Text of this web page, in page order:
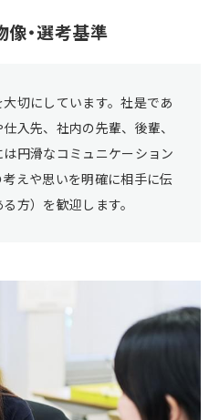
像・選考基準
切にしています。社是であ
入先、社内の先輩、後輩、
円滑なコミュニケーション
えや思いを明確に相手に伝
方）を歓迎します。